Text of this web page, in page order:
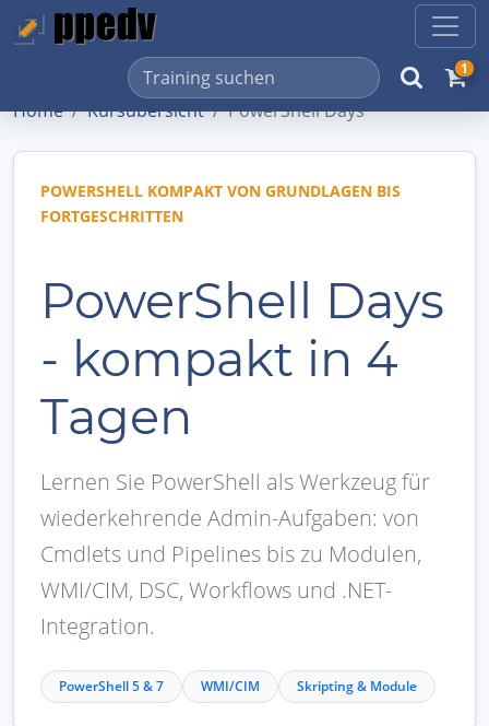
1
Home Kursübersicht PowerShell Days
POWERSHELL KOMPAKT VON GRUNDLAGEN BIS
FORTGESCHRITTEN
PowerShell Days
- kompakt in 4
Tagen
Lernen Sie PowerShell als Werkzeug für
wiederkehrende Admin-Aufgaben: von
Cmdlets und Pipelines bis zu Modulen,
WMI/CIM, DSC, Workflows und .NET-
Integration.
PowerShell 5 & 7 WMI/CIM Skripting & Module